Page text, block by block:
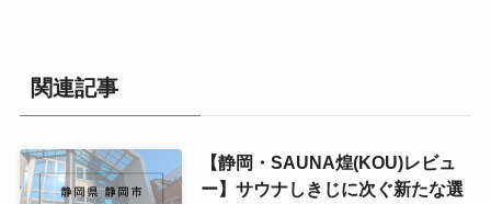
関連記事
【静岡・SAUNA煌(KOU)レビュ
ー】サウナしきじに次ぐ新たな選